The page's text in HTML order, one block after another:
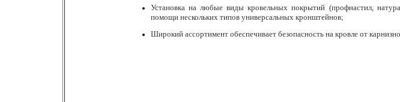
Установка на любые виды кровельных покрытий (профнастил,
помощи нескольких типов универсальных кронштейнов;
Широкий ассортимент обеспечивает безопасность на кровле от